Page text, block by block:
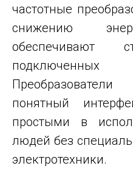
частотные
снижению
обеспечивают
понятный
простыми в
людей без
электротехники.